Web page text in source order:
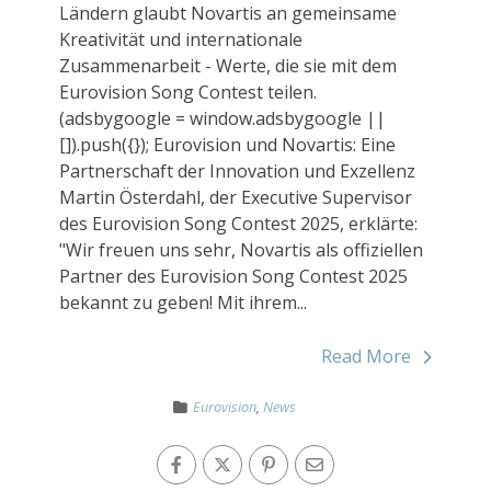
Ländern glaubt Novartis an gemeinsame
Kreativität und internationale
Zusammenarbeit - Werte, die sie mit dem
Eurovision Song Contest teilen.
(adsbygoogle = window.adsbygoogle ||
[]).push({}); Eurovision und Novartis: Eine
Partnerschaft der Innovation und Exzellenz
Martin Österdahl, der Executive Supervisor
des Eurovision Song Contest 2025, erklärte:
"Wir freuen uns sehr, Novartis als offiziellen
Partner des Eurovision Song Contest 2025
bekannt zu geben! Mit ihrem...
Read More
Eurovision, News